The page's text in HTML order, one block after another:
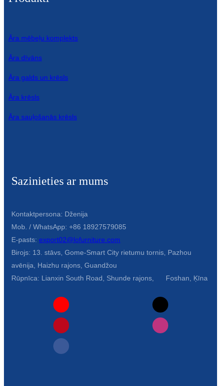
Āra mēbeļu komplekts
Āra dīvāns
Āra galds un krēsls
Āra krēsls
Āra sauļošanās krēsls
Sazinieties ar mums
Kontaktpersona: Dženija
Mob. / WhatsApp: +86 18927579085
E-pasts: export02@lofurniture.com
Birojs: 13. stāvs, Gome-Smart City rietumu tornis, Pazhou
avēnija, Haizhu rajons, Guandžou
Rūpnīca: Lianxin South Road, Shunde rajons, Foshan, Ķīna